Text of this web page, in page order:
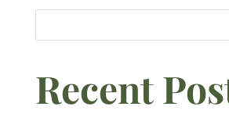
Recent